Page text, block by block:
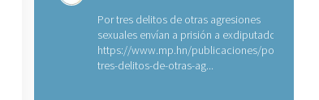
Por tres delitos de otras agresiones
sexuales envían a prisión a exdiputado
https://www.mp.hn/publicaciones/por-
tres-delitos-de-otras-ag...